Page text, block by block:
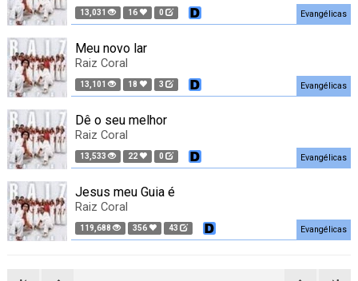
13,031 16 0 Evangélicas
Meu novo lar
Raiz Coral
13,101 18 3 Evangélicas
Dê o seu melhor
Raiz Coral
13,533 22 0 Evangélicas
Jesus meu Guia é
Raiz Coral
119,688 356 43 Evangélicas